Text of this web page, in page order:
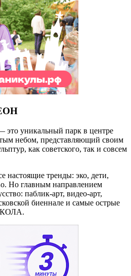
уникальный парк в центре
небом, представляющий своим
как советского, так и совсем
тренды: эко, дети,
Но главным направлением
паблик-арт, видео-арт,
биеннале и самые острые